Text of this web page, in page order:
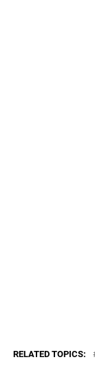
RELATED TOPICS: